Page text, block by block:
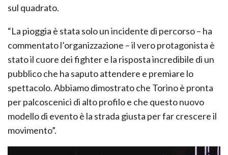
sul quadrato.
“La pioggia è stata solo un incidente di percorso – ha
commentato l’organizzazione – il vero protagonista è
stato il cuore dei fighter e la risposta incredibile di un
pubblico che ha saputo attendere e premiare lo
spettacolo. Abbiamo dimostrato che Torino è pronta
per palcoscenici di alto profilo e che questo nuovo
modello di evento è la strada giusta per far crescere il
movimento”.